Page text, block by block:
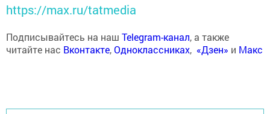
https://max.ru/tatmedia
Подписывайтесь на наш Telegram-канал, а также
читайте нас Вконтакте,Одноклассниках, «Дзен» и Макс